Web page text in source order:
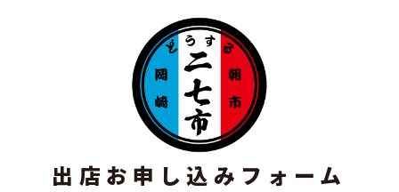
出店お申し込みフォーム